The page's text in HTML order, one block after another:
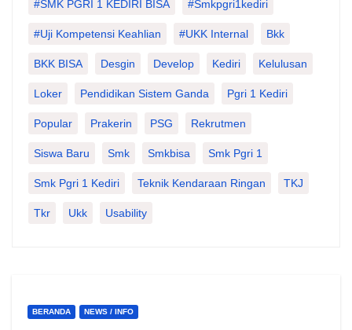
#SMK PGRI 1 KEDIRI BISA #smkpgri1kediri
#Uji Kompetensi Keahlian #UKK Internal Bkk
BKK BISA Desgin Develop Kediri Kelulusan
Loker Pendidikan Sistem Ganda Pgri 1 Kediri
Popular Prakerin PSG Rekrutmen
Siswa Baru Smk Smkbisa Smk Pgri 1
Smk Pgri 1 Kediri Teknik Kendaraan Ringan TKJ
Tkr Ukk Usability
BERANDA NEWS / INFO